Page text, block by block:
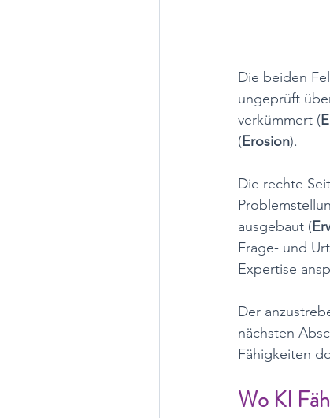
Die beiden
ungeprüft
verkümmert (
(Erosion).
Die rechte
ausgebaut (
Frage- und
Expertise
Der
nächsten
Fähigkeiten
Wo KI